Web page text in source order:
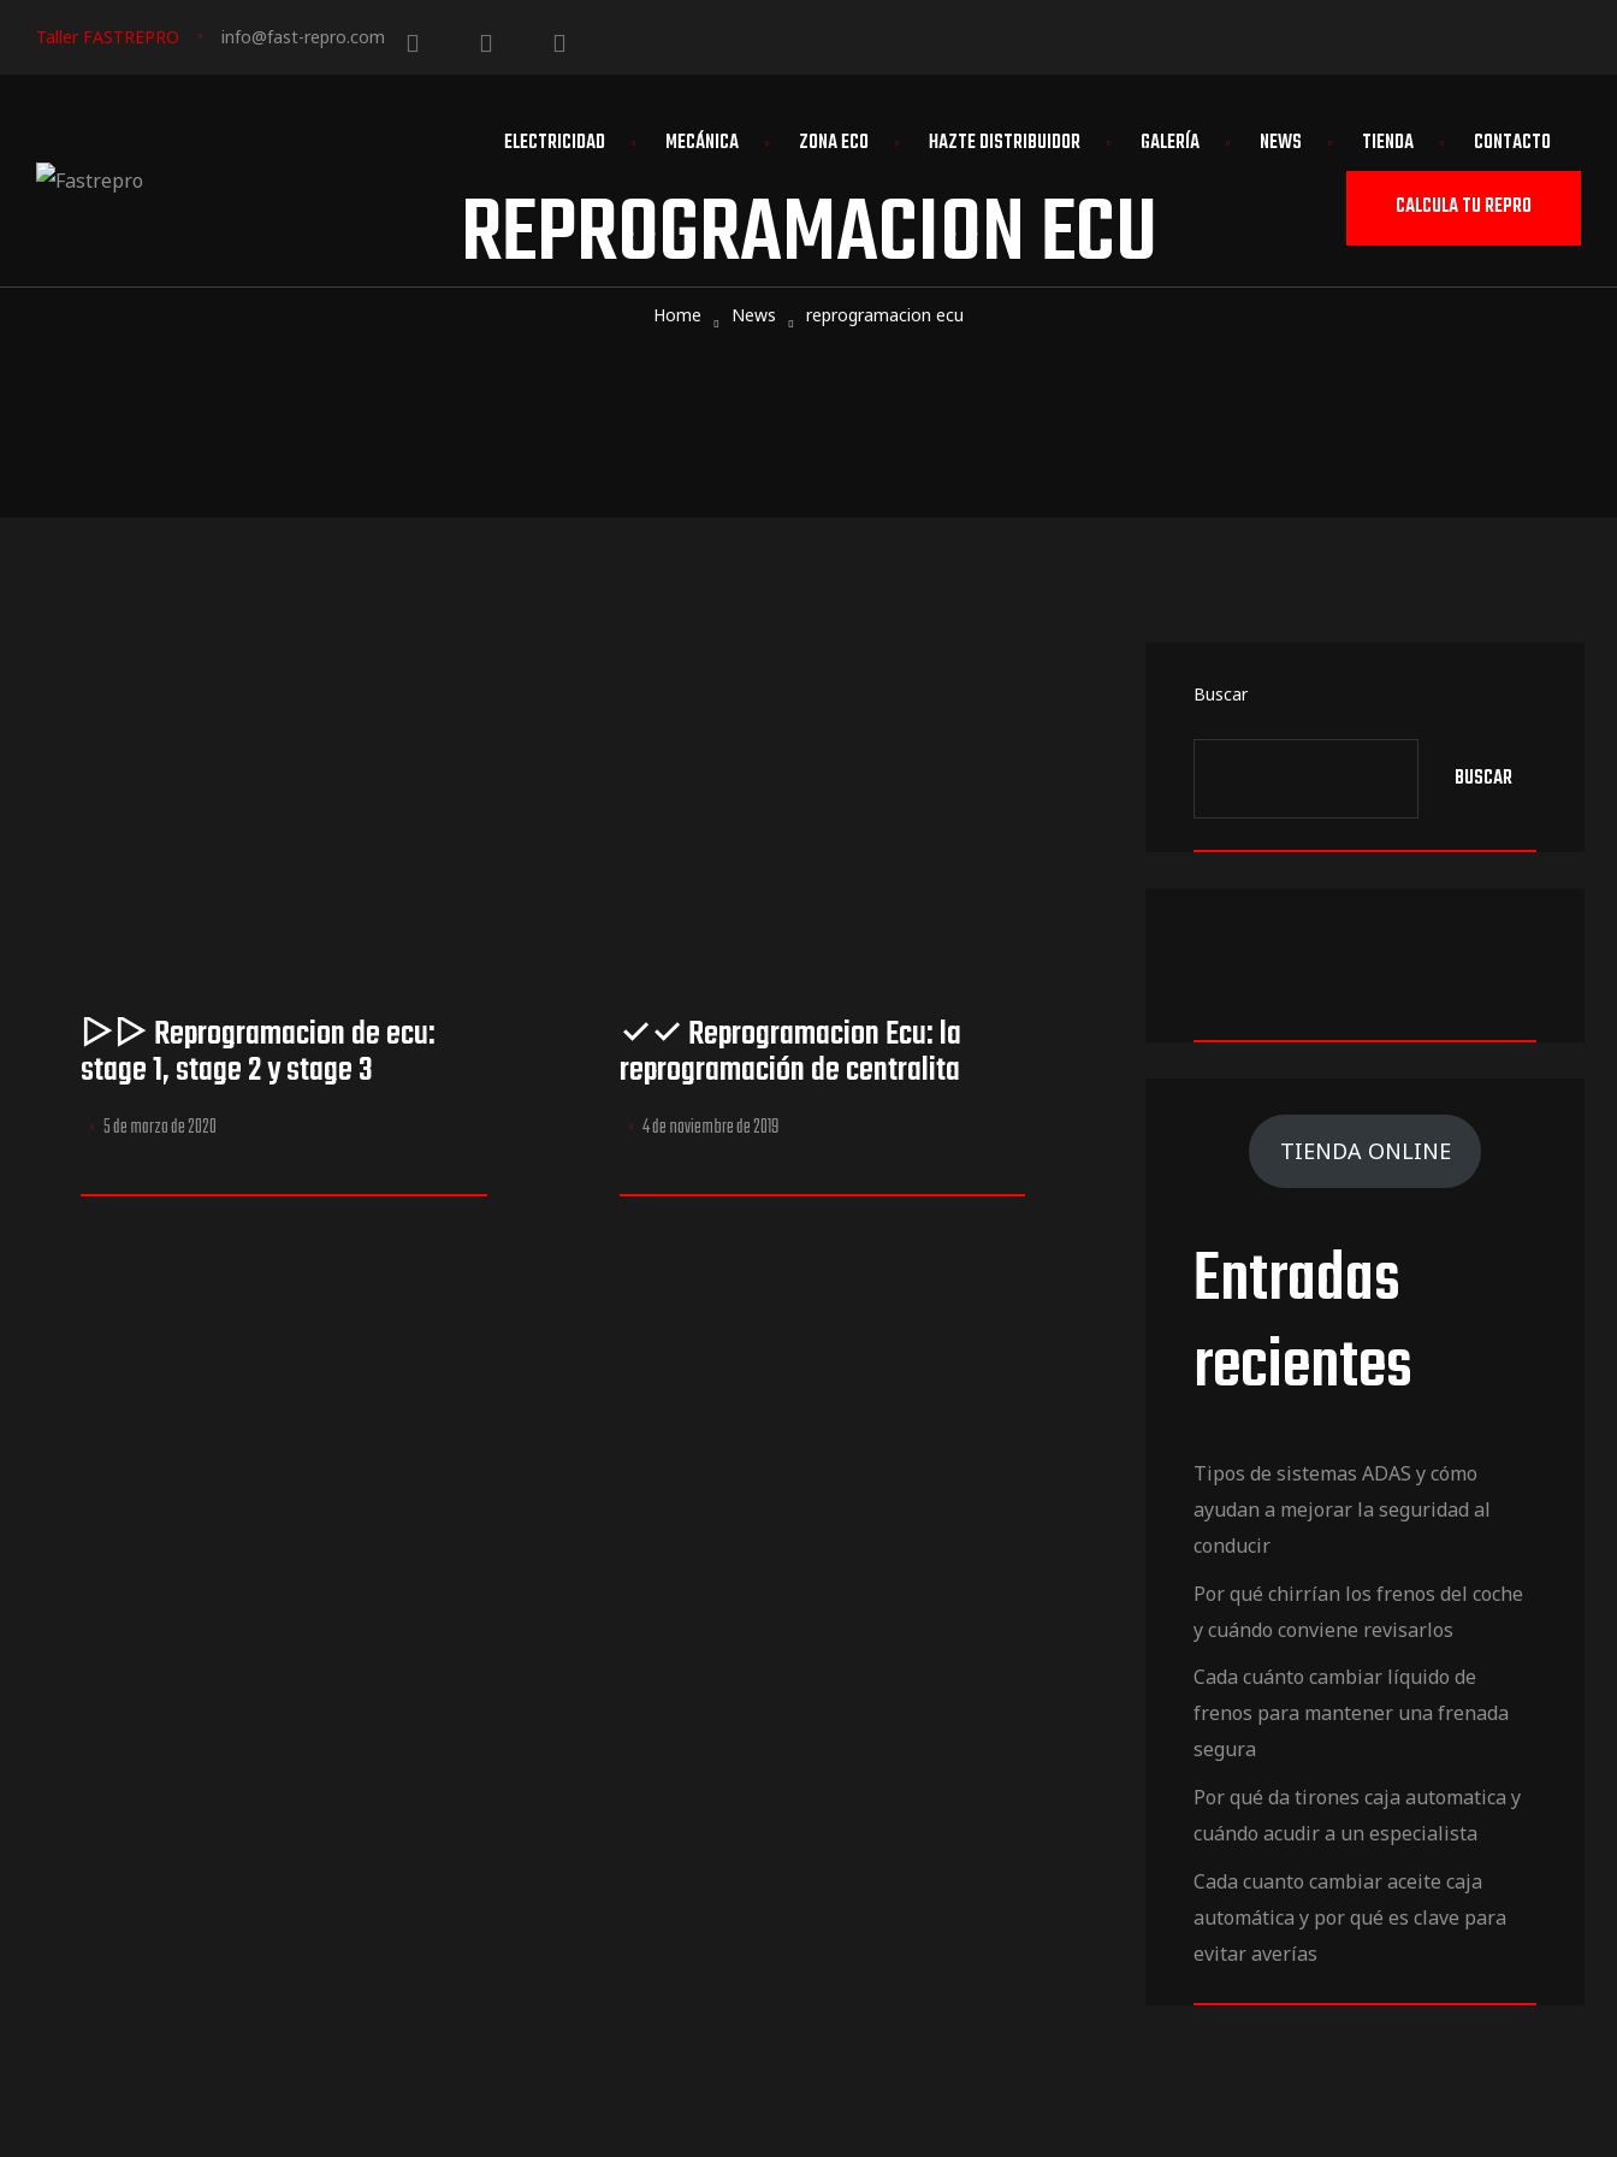
Taller FASTREPRO info@fast-repro.com
ELECTRICIDAD MECÁNICA ZONA ECO HAZTE DISTRIBUIDOR GALERÍA NEWS TIENDA CONTACTO
CALCULA TU REPRO
REPROGRAMACION ECU
Home News reprogramacion ecu
▷▷ Reprogramacion de ecu:
stage 1, stage 2 y stage 3
5 de marzo de 2020
✓✓ Reprogramacion Ecu: la
reprogramación de centralita
4 de noviembre de 2019
Buscar
BUSCAR
TIENDA ONLINE
Entradas
recientes
Tipos de sistemas ADAS y cómo
ayudan a mejorar la seguridad al
conducir
Por qué chirrían los frenos del coche
y cuándo conviene revisarlos
Cada cuánto cambiar líquido de
frenos para mantener una frenada
segura
Por qué da tirones caja automatica y
cuándo acudir a un especialista
Cada cuanto cambiar aceite caja
automática y por qué es clave para
evitar averías